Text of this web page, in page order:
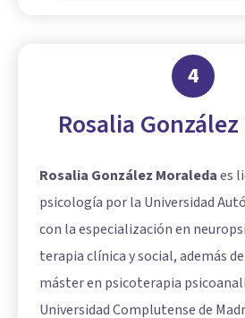
4
Rosalia
Rosalia González Moraledaes
psicología por la Universidad
con la especialización en
terapia clínica y social, además
máster en psicoterapia
Universidad Complutense de